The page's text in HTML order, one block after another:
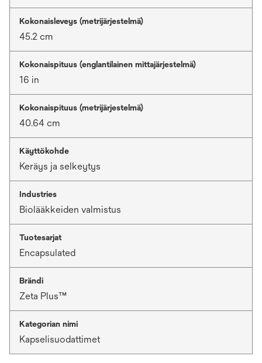
Kokonaisleveys (metrijärjestelmä)
45.2 cm
Kokonaispituus (englantilainen mittajärjestelmä)
16 in
Kokonaispituus (metrijärjestelmä)
40.64 cm
Käyttökohde
Keräys ja selkeytys
Industries
Biolääkkeiden valmistus
Tuotesarjat
Encapsulated
Brändi
Zeta Plus™
Kategorian nimi
Kapselisuodattimet